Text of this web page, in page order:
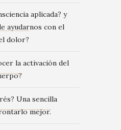
aplicada? y
ayudarnos con el
dolor?
la activación del
Una sencilla
mejor.